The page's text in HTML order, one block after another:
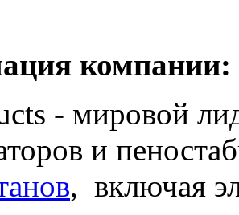
компании:
- мировой
и
, включая